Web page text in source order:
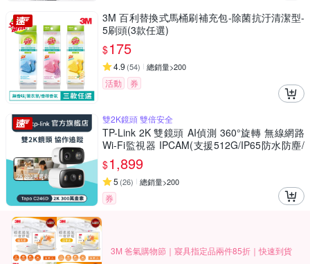
3M 百利替換式馬桶刷補充包-除菌抗汙清潔型-
5刷頭(3款任選)
$175
4.9 (54) 總銷量>200
活動 券
雙2K鏡頭 雙倍安全
TP-Link 2K 雙鏡頭 AI偵測 360°旋轉 無線網路
Wi-Fi監視器 IPCAM(支援512G/IP65防水防塵/
Tapo C246D)
$1,899
5 (26) 總銷量>200
券
3M 爸氣購物節｜寢具指定品兩件85折｜快速到貨